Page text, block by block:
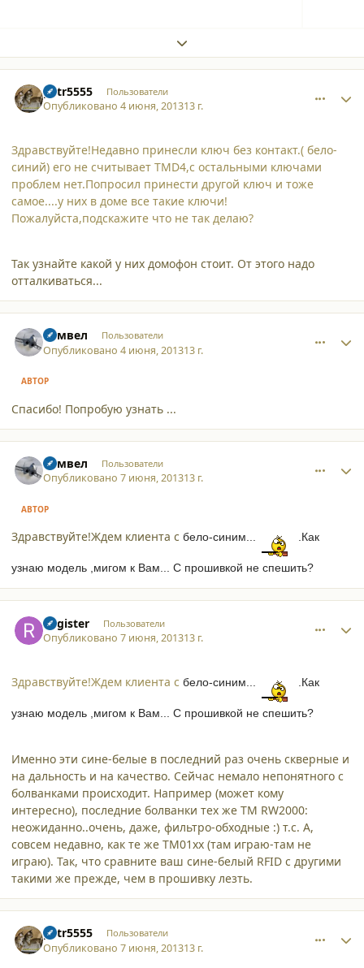
Expand topic overview
petr5555 Пользователи
Опубликовано4 июня, 201313 г.
Здравствуйте!Недавно принесли ключ без контакт.( бело-
синий) его не считывает TMD4,с остальными ключами
проблем нет.Попросил принести другой ключ и тоже
самое....у них в доме все такие ключи!
Пожалуйста,подскажите что не так делаю?
Так узнайте какой у них домофон стоит. От этого надо
отталкиваться...
Самвел Пользователи
Опубликовано4 июня, 201313 г.
АВТОР
Спасибо! Попробую узнать ...
Самвел Пользователи
Опубликовано7 июня, 201313 г.
АВТОР
Здравствуйте!Ждем клиента с бело-синим... .Как
узнаю модель ,мигом к Вам... С прошивкой не спешить?
Register Пользователи
Опубликовано7 июня, 201313 г.
Здравствуйте!Ждем клиента с бело-синим... .Как
узнаю модель ,мигом к Вам... С прошивкой не спешить?
Именно эти сине-белые в последний раз очень скверные и
на дальность и на качество. Сейчас немало непонятного с
болванками происходит. Например (может кому
интересно), последние болванки тех же ТМ RW2000:
неожиданно..очень, даже, фильтро-обходные :) т.с. А,
совсем недавно, как те же TM01xx (там играю-там не
играю). Так, что сравните ваш сине-белый RFID с другими
такими же прежде, чем в прошивку лезть.
petr5555 Пользователи
Опубликовано7 июня, 201313 г.